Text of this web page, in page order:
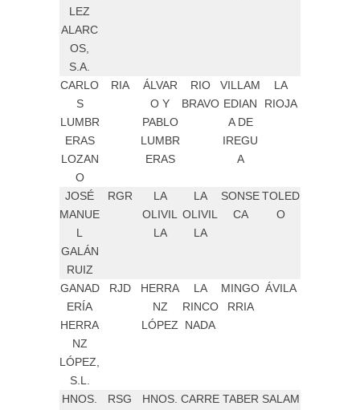
LEZ
ALARC
OS,
S.A.
CARLO
S
LUMBR
ERAS
LOZAN
O
RIA
ÁLVAR
O Y
PABLO
LUMBR
ERAS
RIO
BRAVO
VILLAM
EDIAN
A DE
IREGU
A
LA
RIOJA
JOSÉ
MANUE
L
GALÁN
RUIZ
RGR
LA
OLIVIL
LA
LA
OLIVIL
LA
SONSE
CA
TOLED
O
GANAD
ERÍA
HERRA
NZ
LÓPEZ,
S.L.
RJD
HERRA
NZ
LÓPEZ
LA
RINCO
NADA
MINGO
RRIA
ÁVILA
HNOS.
RSG
HNOS. CARRE TABER SALAM